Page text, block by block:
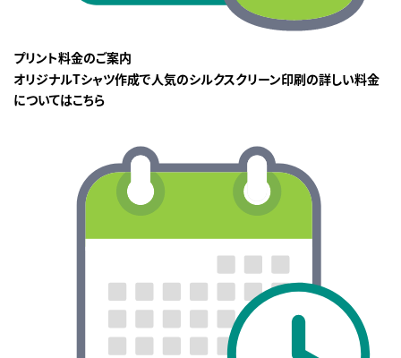
プリント料金のご案内
オリジナルTシャツ作成で人気のシルクスクリーン印刷の詳しい料金
についてはこちら